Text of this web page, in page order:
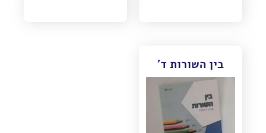
בין השורות ד'